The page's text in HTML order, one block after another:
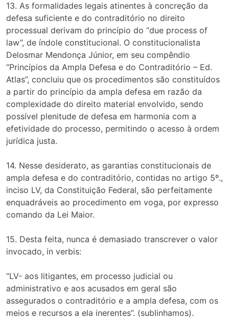
13. As formalidades legais atinentes à concreção da
defesa suficiente e do contraditório no direito
processual derivam do princípio do “due process of
law”, de índole constitucional. O constitucionalista
Delosmar Mendonça Júnior, em seu compêndio
“Princípios da Ampla Defesa e do Contraditório – Ed.
Atlas”, concluiu que os procedimentos são constituídos
a partir do princípio da ampla defesa em razão da
complexidade do direito material envolvido, sendo
possível plenitude de defesa em harmonia com a
efetividade do processo, permitindo o acesso à ordem
jurídica justa.
14. Nesse desiderato, as garantias constitucionais de
ampla defesa e do contraditório, contidas no artigo 5º.,
inciso LV, da Constituição Federal, são perfeitamente
enquadráveis ao procedimento em voga, por expresso
comando da Lei Maior.
15. Desta feita, nunca é demasiado transcrever o valor
invocado, in verbis:
“LV- aos litigantes, em processo judicial ou
administrativo e aos acusados em geral são
assegurados o contraditório e a ampla defesa, com os
meios e recursos a ela inerentes”. (sublinhamos).